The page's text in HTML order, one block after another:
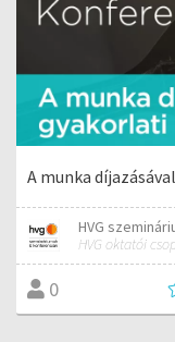
A munka
HVG oktatói
0